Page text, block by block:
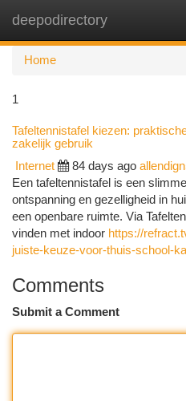
deepodirectory
Home
1
Tafeltennistafel kiezen:
zakelijk gebruik
Internet 84 days ago
Een tafeltennistafel is een
ontspanning en gezelligheid in
een openbare ruimte. Via
vinden met indoor https://
juiste-keuze-voor-thuis-school-
Comments
Submit a Comment